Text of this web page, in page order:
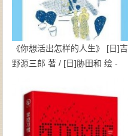
《你想活出怎样的人生》 [日]吉
野源三郎 著 / [日]胁田和 绘 -